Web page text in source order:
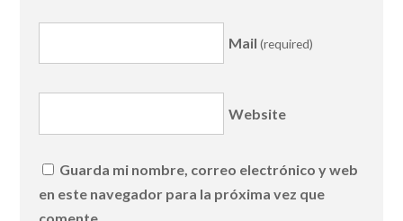
Mail (required)
Website
Guarda mi nombre, correo electrónico y web
en este navegador para la próxima vez que